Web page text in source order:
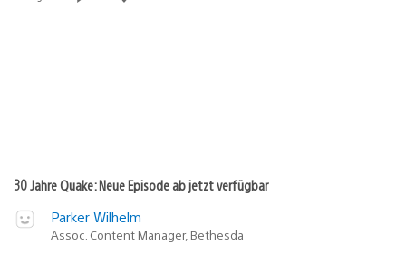
30 Jahre Quake: Neue Episode ab jetzt verfügbar
Parker Wilhelm
Assoc. Content Manager, Bethesda